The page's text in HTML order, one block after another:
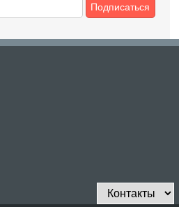
Подписаться